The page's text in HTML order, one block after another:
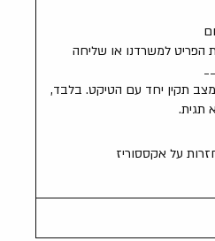
למשרדנו או שליחה
תקין יחד עם הטיקט. בלבד,
תגית.
על אקססוריז